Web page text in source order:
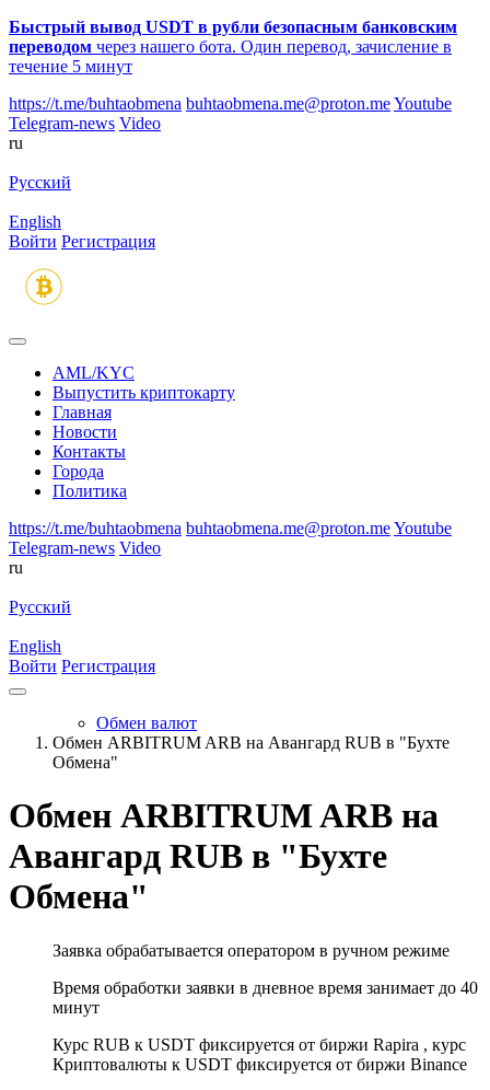
Быстрый вывод USDT в рубли безопасным банковским
переводом через нашего бота. Один перевод, зачисление в
течение 5 минут
https://t.me/buhtaobmena buhtaobmena.me@proton.meYoutube
Telegram-news Video
ru
Русский
English
Войти Регистрация
AML/KYC
Выпустить криптокарту
Главная
Новости
Контакты
Города
Политика
https://t.me/buhtaobmena buhtaobmena.me@proton.meYoutube
Telegram-news Video
ru
Русский
English
Войти Регистрация
Обмен валют
Обмен ARBITRUM ARB на Авангард RUB в "Бухте
Обмена"
Обмен ARBITRUM ARB на
Авангард RUB в "Бухте
Обмена"
Заявка обрабатывается оператором в ручном режиме
Время обработки заявки в дневное время занимает до 40
минут
Курс RUB к USDT фиксируется от биржи Rapira , курс
Криптовалюты к USDT фиксируется от биржи Binance